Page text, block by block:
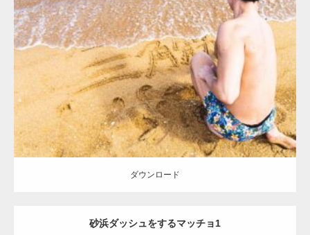
Update:2021.04.17
Category:海のマッチョ オレンジの人 AKIHITO(細マッチョ)
ダウンロード
ダウンロード
砂浜ダッシュをするマッチョ1